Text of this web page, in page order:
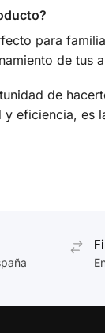
para
de tus
de
eficiencia, es